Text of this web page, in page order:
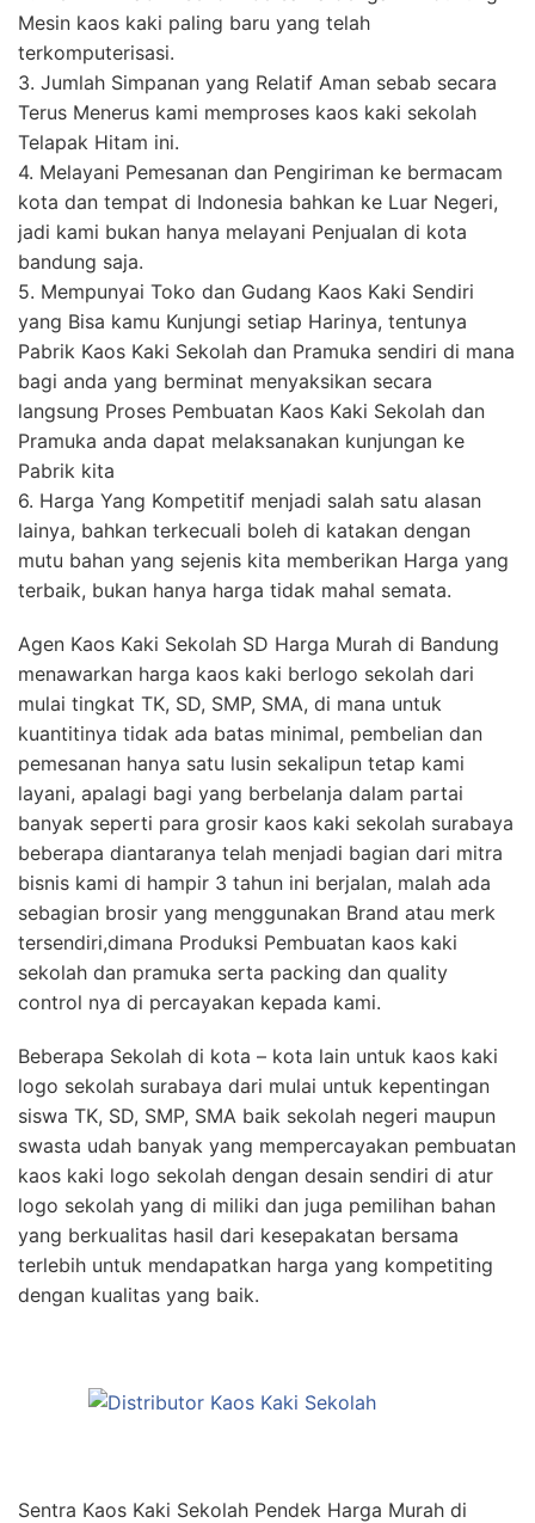
Mesin kaos kaki paling baru yang telah
terkomputerisasi.
3. Jumlah Simpanan yang Relatif Aman sebab secara
Terus Menerus kami memproses kaos kaki sekolah
Telapak Hitam ini.
4. Melayani Pemesanan dan Pengiriman ke bermacam
kota dan tempat di Indonesia bahkan ke Luar Negeri,
jadi kami bukan hanya melayani Penjualan di kota
bandung saja.
5. Mempunyai Toko dan Gudang Kaos Kaki Sendiri
yang Bisa kamu Kunjungi setiap Harinya, tentunya
Pabrik Kaos Kaki Sekolah dan Pramuka sendiri di mana
bagi anda yang berminat menyaksikan secara
langsung Proses Pembuatan Kaos Kaki Sekolah dan
Pramuka anda dapat melaksanakan kunjungan ke
Pabrik kita
6. Harga Yang Kompetitif menjadi salah satu alasan
lainya, bahkan terkecuali boleh di katakan dengan
mutu bahan yang sejenis kita memberikan Harga yang
terbaik, bukan hanya harga tidak mahal semata.
Agen Kaos Kaki Sekolah SD Harga Murah di Bandung
menawarkan harga kaos kaki berlogo sekolah dari
mulai tingkat TK, SD, SMP, SMA, di mana untuk
kuantitinya tidak ada batas minimal, pembelian dan
pemesanan hanya satu lusin sekalipun tetap kami
layani, apalagi bagi yang berbelanja dalam partai
banyak seperti para grosir kaos kaki sekolah surabaya
beberapa diantaranya telah menjadi bagian dari mitra
bisnis kami di hampir 3 tahun ini berjalan, malah ada
sebagian brosir yang menggunakan Brand atau merk
tersendiri,dimana Produksi Pembuatan kaos kaki
sekolah dan pramuka serta packing dan quality
control nya di percayakan kepada kami.
Beberapa Sekolah di kota – kota lain untuk kaos kaki
logo sekolah surabaya dari mulai untuk kepentingan
siswa TK, SD, SMP, SMA baik sekolah negeri maupun
swasta udah banyak yang mempercayakan pembuatan
kaos kaki logo sekolah dengan desain sendiri di atur
logo sekolah yang di miliki dan juga pemilihan bahan
yang berkualitas hasil dari kesepakatan bersama
terlebih untuk mendapatkan harga yang kompetiting
dengan kualitas yang baik.
Sentra Kaos Kaki Sekolah Pendek Harga Murah di